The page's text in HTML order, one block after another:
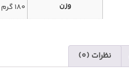
وزن
180 گرم
نظرات (0)